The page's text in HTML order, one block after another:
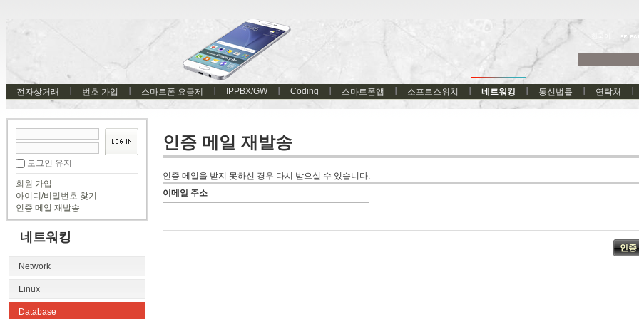
전자상거래 번호 가입 스마트폰 요금제 IPPBX/GW Coding 스마트폰앱 소프트스위치 네트워킹 통신법률 연락처
로그인 유지
회원 가입
아이디/비밀번호 찾기
인증 메일 재발송
네트워킹
Network
Linux
Database
인증 메일 재발송
인증 메일을 받지 못하신 경우 다시 받으실 수 있습니다.
이메일 주소